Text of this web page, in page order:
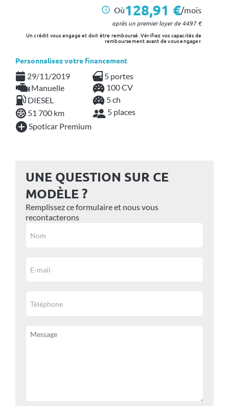
i Où128,91 €/mois
après un premier loyer de4497€
Un crédit vous engage et doit être remboursé. Vérifiez vos capacités de
remboursement avant de vous engager.
Personnalisez votre financement
29/11/2019
5 portes
Manuelle
100 CV
DIESEL
5 ch
51 700 km
5 places
Spoticar Premium
UNE QUESTION SUR CE
MODÈLE ?
Remplissez ce formulaire et nous vous
recontacterons